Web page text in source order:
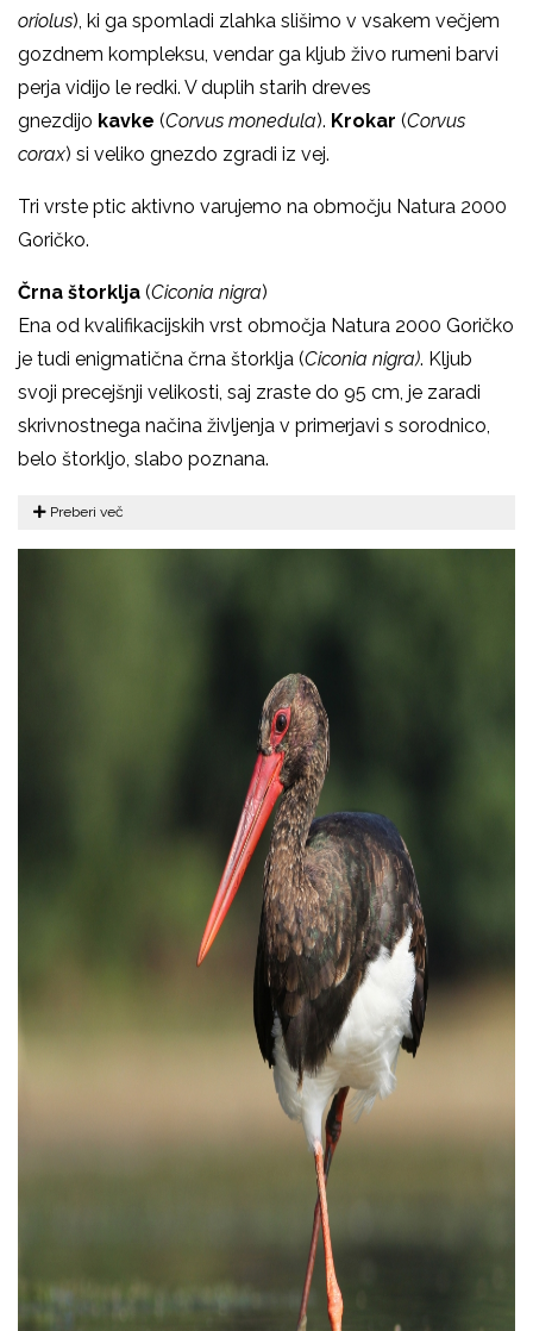
oriolus), ki ga spomladi zlahka slišimo v vsakem večjem
gozdnem kompleksu, vendar ga kljub živo rumeni barvi
perja vidijo le redki. V duplih starih dreves
gnezdijo kavke (Corvus monedula). Krokar (Corvus
corax) si veliko gnezdo zgradi iz vej.
Tri vrste ptic aktivno varujemo na območju Natura 2000
Goričko.
Črna štorklja (Ciconia nigra)
Ena od kvalifikacijskih vrst območja Natura 2000 Goričko
je tudi enigmatična črna štorklja (Ciconia nigra). Kljub
svoji precejšnji velikosti, saj zraste do 95 cm, je zaradi
skrivnostnega načina življenja v primerjavi s sorodnico,
belo štorkljo, slabo poznana.
Preberi več